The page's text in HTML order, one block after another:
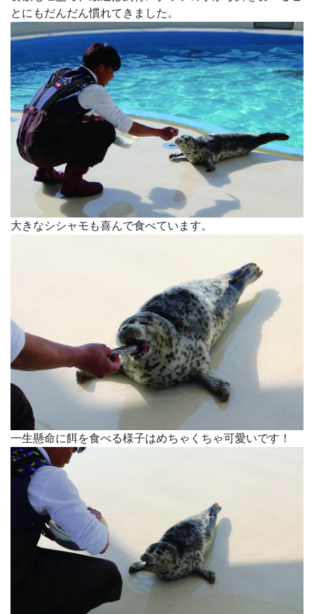
とにもだんだん慣れてきました。
大きなシシャモも喜んで食べています。
一生懸命に餌を食べる様子はめちゃくちゃ可愛いです！